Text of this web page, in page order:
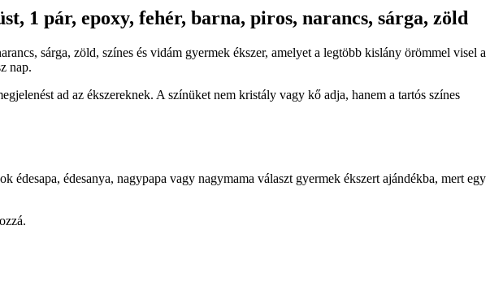
1 pár, epoxy, fehér, barna, piros, narancs, sárga, zöld
sárga, zöld, színes és vidám gyermek ékszer, amelyet a legtöbb kislány örömmel visel a
nap.
ad az ékszereknek. A színüket nem kristály vagy kő adja, hanem a tartós színes
édesapa, édesanya, nagypapa vagy nagymama választ gyermek ékszert ajándékba, mert egy